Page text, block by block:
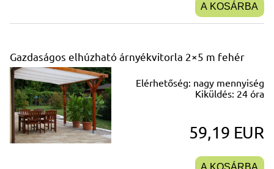
A KOSÁRBA
Gazdaságos elhúzható árnyékvitorla 2×5 m fehér
Elérhetőség: nagy mennyiség
Kiküldés: 24 óra
59,19 EUR
A KOSÁRBA